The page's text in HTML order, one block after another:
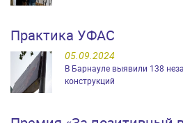
Практика УФАС
05.09.2024
В Барнауле выявили 138
конструкций